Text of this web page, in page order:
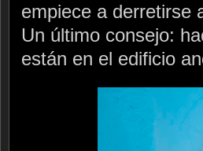
empiece a derretirse
Un último consejo:
están en el edificio